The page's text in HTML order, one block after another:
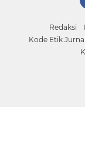
Redaksi
Kode Etik